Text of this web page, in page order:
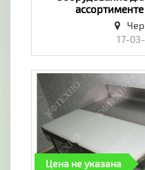
17-
Цена не указана